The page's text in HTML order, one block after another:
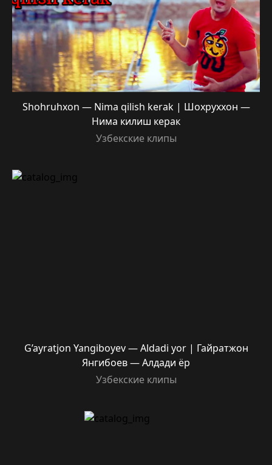
Shohruhxon — Nima qilish kerak | Шохруххон —
Нима килиш керак
Узбекские клипы
G’ayratjon Yangiboyev — Aldadi yor | Гайратжон
Янгибоев — Алдади ёр
Узбекские клипы